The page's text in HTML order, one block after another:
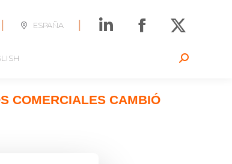
ESPAÑA
Search:
COMERCIALES CAMBIÓ